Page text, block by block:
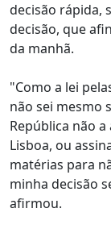
decisão rápida,
decisão, que
da manhã.
"Como a lei
não sei mesmo
República não
Lisboa, ou
matérias para
minha decisão
afirmou.